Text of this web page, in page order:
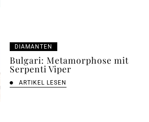
DIAMANTEN
Bulgari: Metamorphose mit
Serpenti Viper
ARTIKEL LESEN